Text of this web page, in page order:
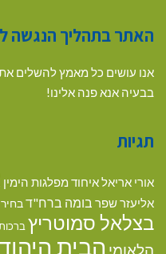
האתר בתהליך הנגשה
אנו עושים כל מאמץ להשלים
בבעיה אנא פנה אלינו!
תגיות
אורי אריאלאיחוד מפלגות הימין
אליעזר שפר בומה ברח"ד
בצלאל סמוטריץ
הלאומי הבית